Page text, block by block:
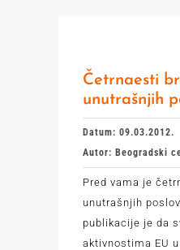
Četrnaesti
unutrašnjih
Datum: 09.03.2012.
Autor: Beogradski
Pred vama je
unutrašnjih
publikacije je da
aktivnostima EU